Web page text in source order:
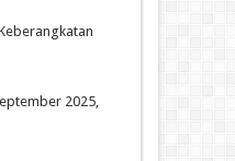
2025,